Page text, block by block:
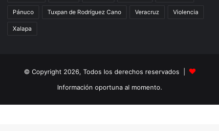
Pánuco Tuxpan de Rodríguez Cano Veracruz Violencia
Xalapa
© Copyright 2026, Todos los derechos reservados |
Información oportuna al momento.